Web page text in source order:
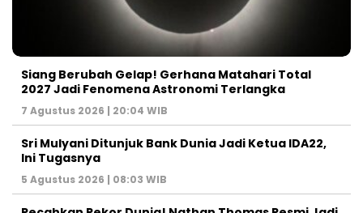
Siang Berubah Gelap! Gerhana Matahari Total
2027 Jadi Fenomena Astronomi Terlangka
7 Agustus 2026 | 20:04 WIB
Sri Mulyani Ditunjuk Bank Dunia Jadi Ketua IDA22,
Ini Tugasnya
5 Agustus 2026 | 08:03 WIB